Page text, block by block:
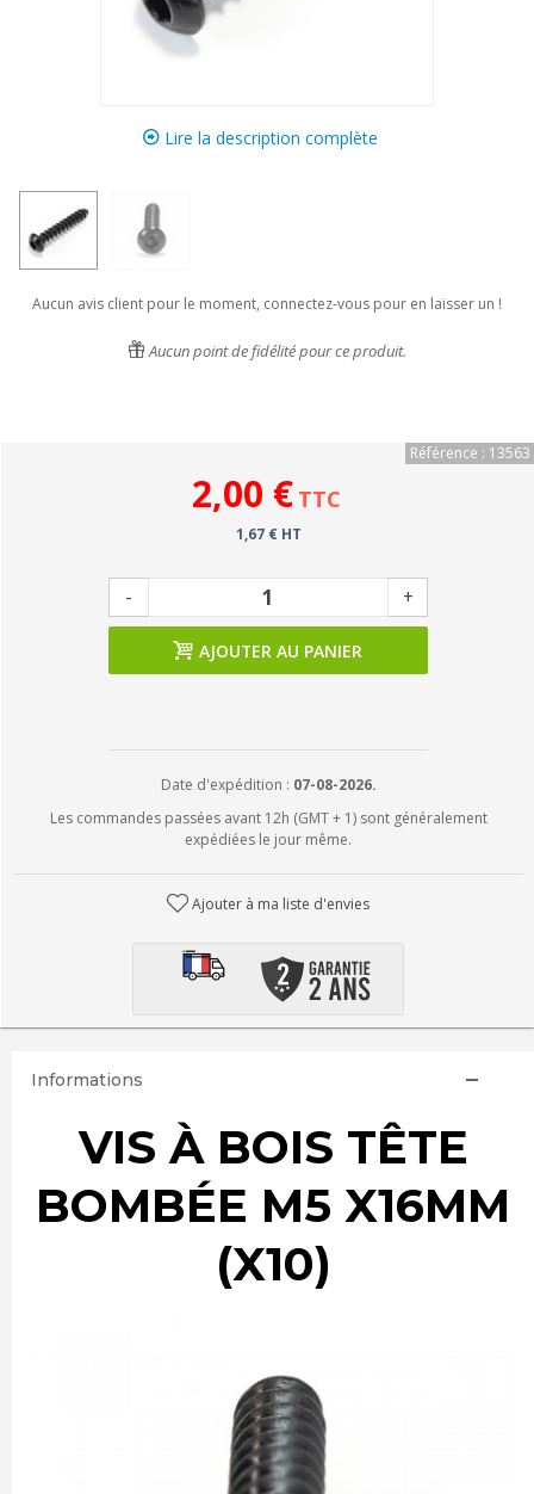
Lire la description complète
Aucun avis client pour le moment, connectez-vous pour en laisser un !
Aucun point de fidélité pour ce produit.
Référence : 13563
2,00 € TTC
1,67 € HT
- +
AJOUTER AU PANIER
Date d'expédition : 07-08-2026.
Les commandes passées avant 12h (GMT + 1) sont généralement
expédiées le jour même.
Ajouter à ma liste d'envies
Informations
VIS À BOIS TÊTE
BOMBÉE M5 X16MM
(X10)